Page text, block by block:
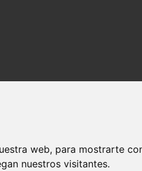
web, para mostrarte
nuestros visitantes.